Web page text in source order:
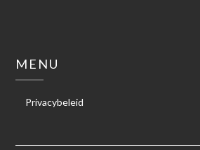
MENU
Privacybeleid